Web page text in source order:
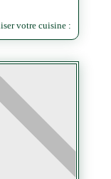
votre cuisine :